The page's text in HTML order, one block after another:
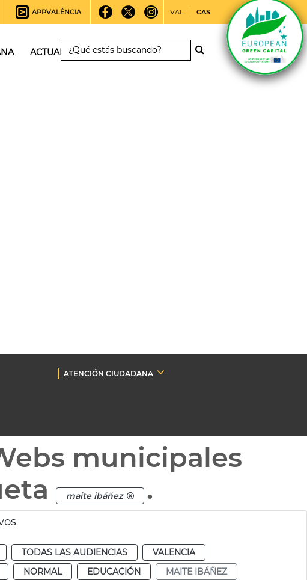
APPVALÈNCIA VAL CAS
ACTUALIDAD
ATENCIÓN CIUDADANA
municipales
maite ibáñez .
TODAS LAS AUDIENCIAS
VALENCIA
NORMAL EDUCACIÓN
MAITE IBÁÑEZ